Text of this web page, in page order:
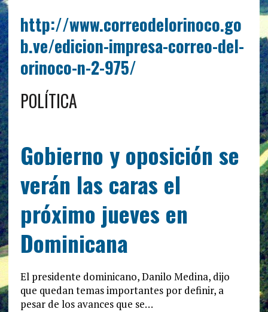
http://www.correodelorinoco.go
b.ve/edicion-impresa-correo-del-
orinoco-n-2-975/
POLÍTICA
Gobierno y oposición se
verán las caras el
próximo jueves en
Dominicana
El presidente dominicano, Danilo Medina, dijo
que quedan temas importantes por definir, a
pesar de los avances que se…